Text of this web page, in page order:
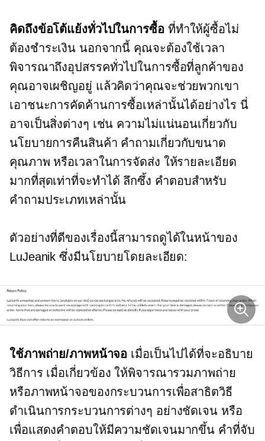
คิดถึงข้อโต้แย้งทั่วไปในการซื้อ ที่ทำให้ผู้ซื้อไม่
ต้องชำระเงิน นอกจากนี้ คุณจะต้องใช้เวลา
พิจารณาถึงอุปสรรคทั่วไปในการซื้อที่ลูกค้าของ
คุณอาจเผชิญอยู่ แล้วคิดว่าคุณจะช่วยพวกเขา
เอาชนะการคัดค้านการซื้อเหล่านั้นได้อย่างไร นี่
อาจเป็นสิ่งต่างๆ เช่น ความไม่แน่นอนเกี่ยวกับ
นโยบายการคืนสินค้า คำถามเกี่ยวกับขนาด
คุณภาพ หรือเวลาในการจัดส่ง ให้รายละเอียด
มากที่สุดเท่าที่จะทำได้ ลึกซึ้ง คำตอบสำหรับ
คำถามประเภทเหล่านั้น
ตัวอย่างที่ดีของเรื่องนี้สามารถดูได้ในหน้าของ
LuJeanik ซึ่งมีนโยบายโดยละเอียด:
ใช้ภาพถ่าย/ภาพหน้าจอ เมื่อเป็นไปได้ที่จะอธิบาย
วิธีการ เมื่อเกี่ยวข้อง ให้พิจารณารวมภาพถ่าย
หรือภาพหน้าจอของกระบวนการเพื่อสาธิตวิธี
ดำเนินการกระบวนการต่างๆ อย่างชัดเจน หรือ
เพื่อแสดงคำตอบให้มีความชัดเจนมากขึ้น คำที่จับ